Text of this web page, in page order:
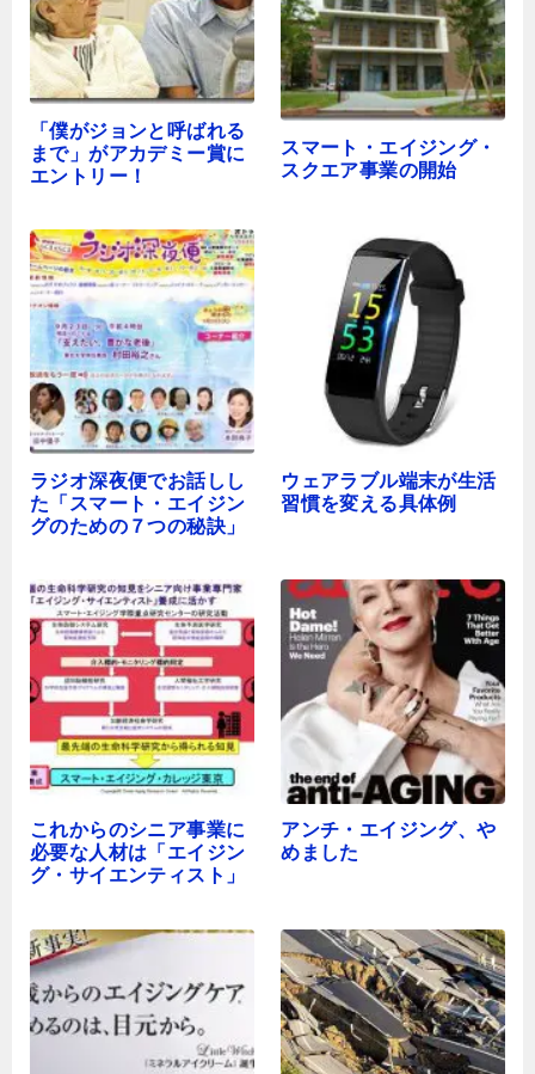
「僕がジョンと呼ばれる
まで」がアカデミー賞に
エントリー！
スマート・エイジング・
スクエア事業の開始
ラジオ深夜便でお話しし
た「スマート・エイジン
グのための７つの秘訣」
ウェアラブル端末が生活
習慣を変える具体例
これからのシニア事業に
必要な人材は「エイジン
グ・サイエンティスト」
アンチ・エイジング、や
めました